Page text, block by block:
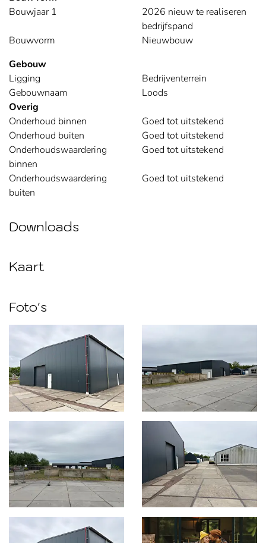
Bouwjaar 1
2026 nieuw te realiseren
bedrijfspand
Bouwvorm
Nieuwbouw
Gebouw
Ligging
Bedrijventerrein
Gebouwnaam
Loods
Overig
Onderhoud binnen
Goed tot uitstekend
Onderhoud buiten
Goed tot uitstekend
Onderhoudswaardering
binnen
Goed tot uitstekend
Onderhoudswaardering
buiten
Goed tot uitstekend
Downloads
Kaart
Foto's
Foto
overslaan